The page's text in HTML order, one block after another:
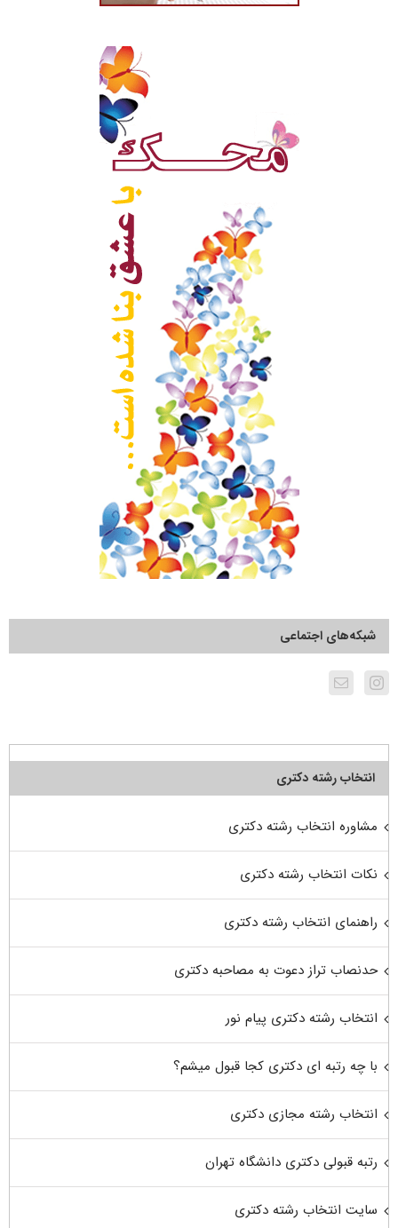
شبکه‌های اجتماعی
انتخاب رشته دکتری
مشاوره انتخاب رشته دکتری
نکات انتخاب رشته دکتری
راهنمای انتخاب رشته دکتری
حدنصاب تراز دعوت به مصاحبه دکتری
انتخاب رشته دکتری پیام نور
با چه رتبه ای دکتری کجا قبول میشم؟
انتخاب رشته مجازی دکتری
رتبه قبولی دکتری دانشگاه تهران
سایت انتخاب رشته دکتری